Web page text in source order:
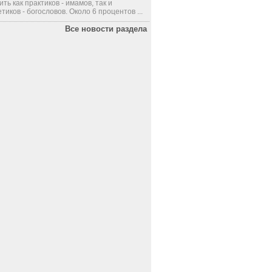
как практиков - имамов, так и
- богословов. Около 6 процентов ...
Все новости раздела